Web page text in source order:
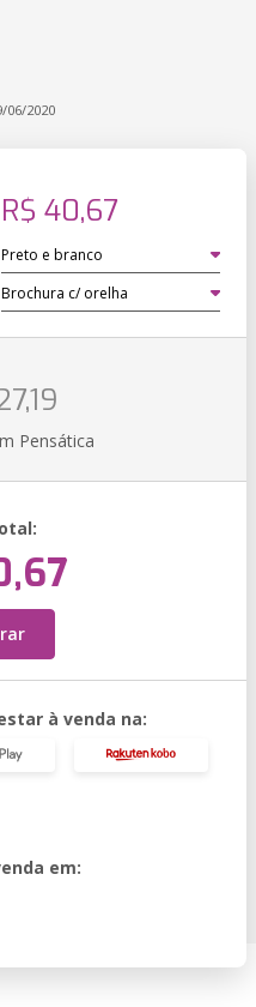
06/2020
R$ 40,67
Pensática
à venda na:
em: